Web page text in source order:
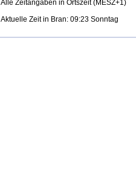
Alle Zeitangaben in Ortszeit (MESZ+1)
Aktuelle Zeit in Bran: 09:23 Sonntag